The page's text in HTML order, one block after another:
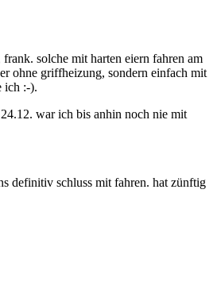
solche mit harten eiern fahren am
ohne griffheizung, sondern einfach mit
ich :-).
war ich bis anhin noch nie mit
definitiv schluss mit fahren. hat zünftig